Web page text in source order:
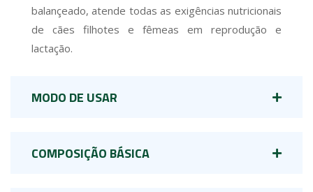
balançeado, atende todas as exigências nutricionais
de cães filhotes e fêmeas em reprodução e
lactação.
MODO DE USAR
COMPOSIÇÃO BÁSICA